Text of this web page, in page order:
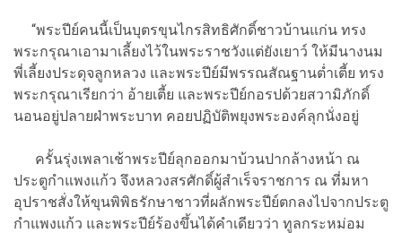
“พระปีย์คนนี้เป็นบุตรขุนไกรสิทธิศักดิ์ชาวบ้านแก่น ทรง
พระกรุณาเอามาเลี้ยงไว้ในพระราชวังแต่ยังเยาว์ ให้มีนางนม
พี่เลี้ยงประดุจลูกหลวง และพระปีย์มีพรรณสัณฐานต่ำเตี้ย ทรง
พระกรุณาเรียกว่า อ้ายเตี้ย และพระปีย์กอรปด้วยสวามิภักดิ์
นอนอยู่ปลายฝ่าพระบาท คอยปฏิบัติพยุงพระองค์ลุกนั่งอยู่
ครั้นรุ่งเพลาเช้าพระปีย์ลุกออกมาบ้วนปากล้างหน้า ณ
ประตูกำแพงแก้ว จึงหลวงสรศักดิ์ผู้สำเร็จราชการ ณ ที่มหา
อุปราชสั่งให้ขุนพิพิธรักษาชาวที่ผลักพระปีย์ตกลงไปจากประตู
กำแพงแก้ว และพระปีย์ร้องขึ้นได้คำเดียวว่า ทูลกระหม่อม